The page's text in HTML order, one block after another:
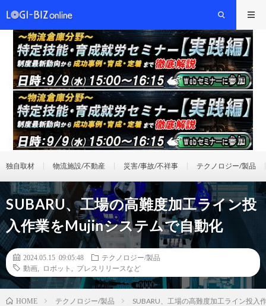
独自取材 物流施設/不動産 災害/事故/不祥事 テクノロジー/製品
SUBARU、工場の高難度加工ライン投
入作業をMujinシステムで自動化
2024.05.15 09:05:48
テクノロジー/製品
動画
ロボット プレスリリースなど
HOME テクノロジー/製品 SUBARU、工場の高難度加工ライン投入